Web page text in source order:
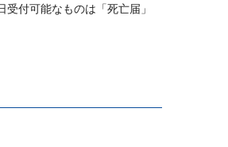
付可能なものは「死亡届」